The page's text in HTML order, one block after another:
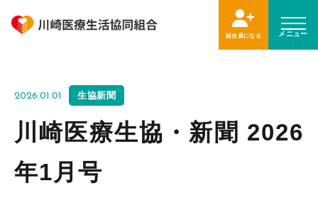
組合員になる メニュー
2026.01.01 生協新聞
川崎医療生協・新聞 2026
年1月号